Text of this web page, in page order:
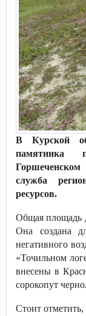
В Курской
памятника
служба
ресурсов.
Общая площадь
Она создана
негативного
«Точильном
внесены в
сорокопут
Стоит отметить,